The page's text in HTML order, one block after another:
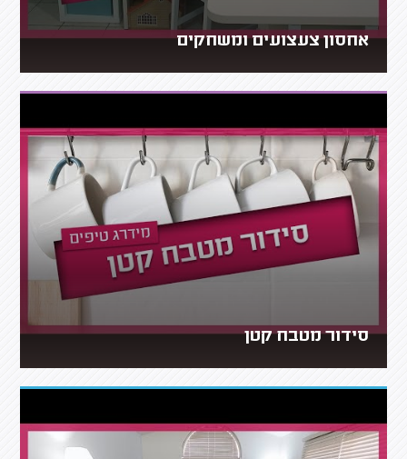
אחסון צעצועים ומשחקים
סידור מטבח קטן